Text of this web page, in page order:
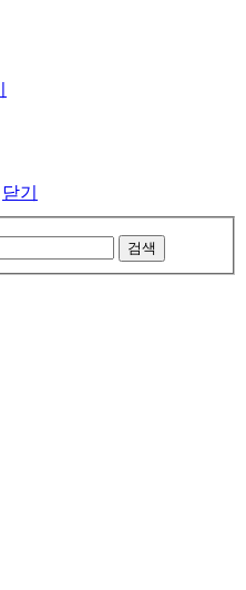
닫기
검색